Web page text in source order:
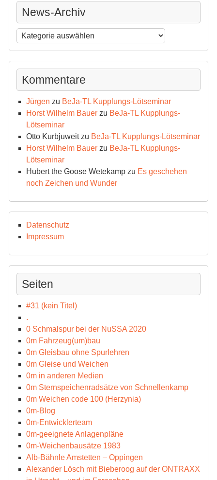
News-Archiv
News-
Archiv
Kommentare
Jürgen zu BeJa-TL Kupplungs-Lötseminar
Horst Wilhelm Bauerzu BeJa-TL Kupplungs-
Lötseminar
Otto Kurbjuweitzu BeJa-TL Kupplungs-Lötseminar
Horst Wilhelm Bauerzu BeJa-TL Kupplungs-
Lötseminar
Hubert the Goose Wetekampzu Es geschehen
noch Zeichen und Wunder
Datenschutz
Impressum
Seiten
#31 (kein Titel)
.
0 Schmalspur bei der NuSSA 2020
0m Fahrzeug(um)bau
0m Gleisbau ohne Spurlehren
0m Gleise und Weichen
0m in anderen Medien
0m Sternspeichenradsätze von Schnellenkamp
0m Weichen code 100 (Herzynia)
0m-Blog
0m-Entwicklerteam
0m-geeignete Anlagenpläne
0m-Weichenbausätze 1983
Alb-Bähnle Amstetten – Oppingen
Alexander Lösch mit Bieberoog auf der ONTRAXX